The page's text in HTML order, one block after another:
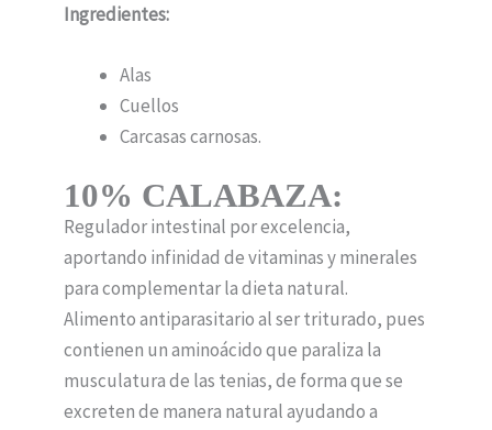
Ingredientes:
Alas
Cuellos
Carcasas carnosas.
10% CALABAZA:
Regulador intestinal por excelencia,
aportando infinidad de vitaminas y minerales
para complementar la dieta natural.
Alimento antiparasitario al ser triturado, pues
contienen un aminoácido que paraliza la
musculatura de las tenias, de forma que se
excreten de manera natural ayudando a